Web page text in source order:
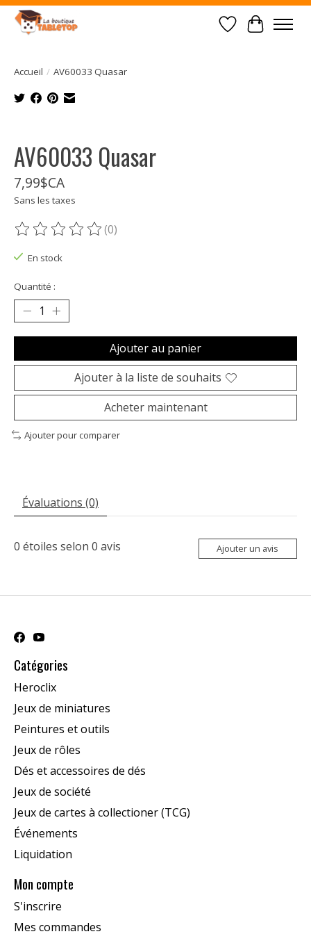
Liste dePanier
Accueil / AV60033 Quasar
AV60033 Quasar
7,99$CA
Sans les taxes
Ce produit est évalué à
(0)
En stock
Quantité :
Ajouter au panier
Ajouter à la liste de souhaits
Acheter maintenant
Ajouter pour comparer
Évaluations (0)
0 étoiles selon 0 avis Ajouter un avis
Catégories
Heroclix
Jeux de miniatures
Peintures et outils
Jeux de rôles
Dés et accessoires de dés
Jeux de société
Jeux de cartes à collectioner (TCG)
Événements
Liquidation
Mon compte
S'inscrire
Mes commandes